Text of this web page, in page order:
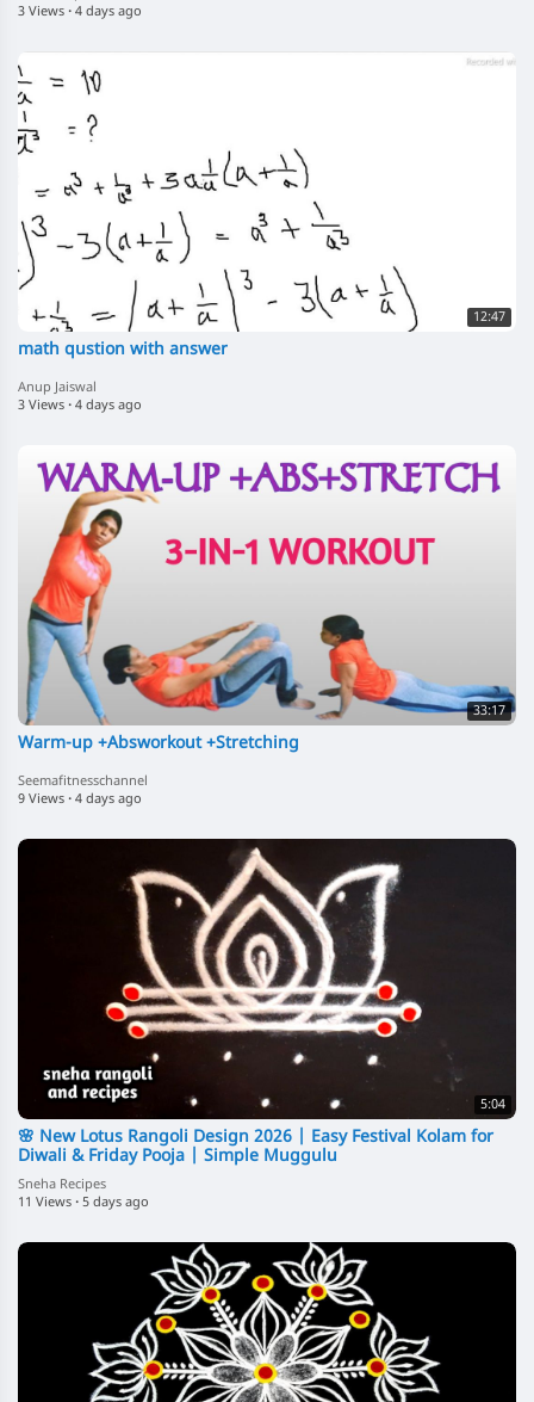
3 Views · 4 days ago
12:47
math qustion with answer
Anup Jaiswal
3 Views · 4 days ago
33:17
Warm-up +Absworkout +Stretching
Seemafitnesschannel
9 Views · 4 days ago
5:04
🌸 New Lotus Rangoli Design 2026 | Easy Festival Kolam for
Diwali & Friday Pooja | Simple Muggulu
Sneha Recipes
11 Views · 5 days ago